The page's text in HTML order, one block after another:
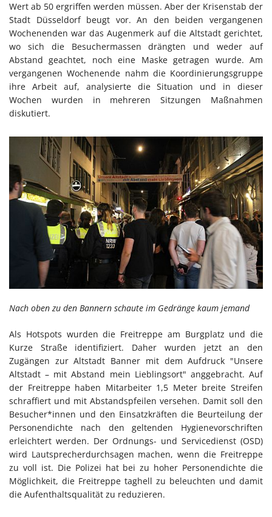
Wert ab 50 ergriffen werden müssen. Aber der Krisenstab der
Stadt Düsseldorf beugt vor. An den beiden vergangenen
Wochenenden war das Augenmerk auf die Altstadt gerichtet,
wo sich die Besuchermassen drängten und weder auf
Abstand geachtet, noch eine Maske getragen wurde. Am
vergangenen Wochenende nahm die Koordinierungsgruppe
ihre Arbeit auf, analysierte die Situation und in dieser
Wochen wurden in mehreren Sitzungen Maßnahmen
diskutiert.
Nach oben zu den Bannern schaute im Gedränge kaum jemand
Als Hotspots wurden die Freitreppe am Burgplatz und die
Kurze Straße identifiziert. Daher wurden jetzt an den
Zugängen zur Altstadt Banner mit dem Aufdruck "Unsere
Altstadt – mit Abstand mein Lieblingsort" anggebracht. Auf
der Freitreppe haben Mitarbeiter 1,5 Meter breite Streifen
schraffiert und mit Abstandspfeilen versehen. Damit soll den
Besucher*innen und den Einsatzkräften die Beurteilung der
Personendichte nach den geltenden Hygienevorschriften
erleichtert werden. Der Ordnungs- und Servicedienst (OSD)
wird Lautsprecherdurchsagen machen, wenn die Freitreppe
zu voll ist. Die Polizei hat bei zu hoher Personendichte die
Möglichkeit, die Freitreppe taghell zu beleuchten und damit
die Aufenthaltsqualität zu reduzieren.